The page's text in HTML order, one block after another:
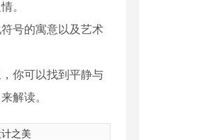
。
号的寓意以及艺术
你可以找到平静与
解读。
之美